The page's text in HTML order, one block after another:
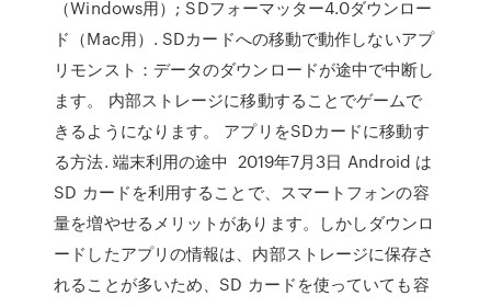
（Windows用）; SDフォーマッター4.0ダウンロー
ド（Mac用）. SDカードへの移動で動作しないアプ
リモンスト：データのダウンロードが途中で中断し
ます。 内部ストレージに移動することでゲームで
きるようになります。 アプリをSDカードに移動す
る方法. 端末利用の途中 2019年7月3日 Android は
SD カードを利用することで、スマートフォンの容
量を増やせるメリットがあります。しかしダウンロ
ードしたアプリの情報は、内部ストレージに保存さ
れることが多いため、SD カードを使っていても容